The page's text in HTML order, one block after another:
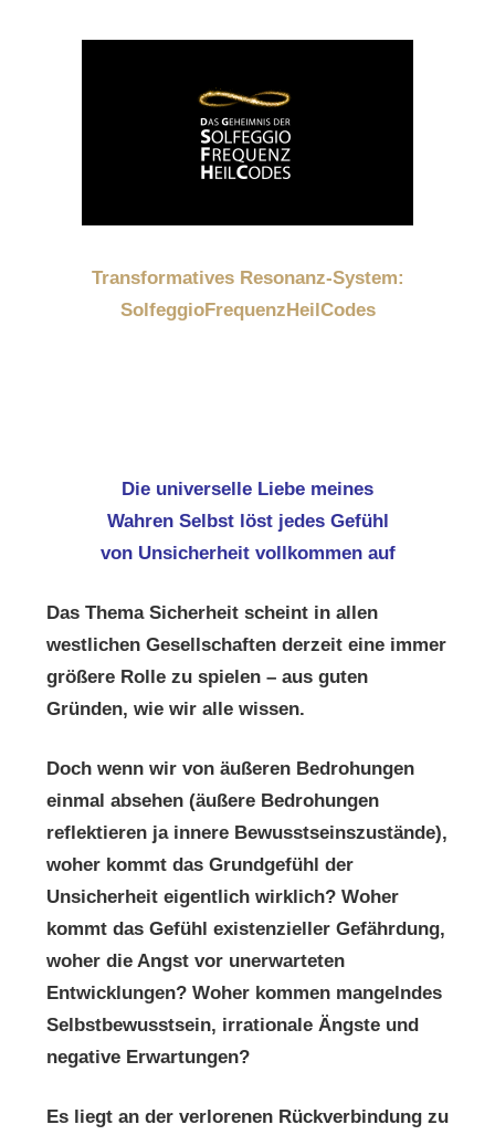
Transformatives Resonanz-System:
SolfeggioFrequenzHeilCodes
Die universelle Liebe meines
Wahren Selbst löst jedes Gefühl
von Unsicherheit vollkommen auf
Das Thema Sicherheit scheint in allen
westlichen Gesellschaften derzeit eine immer
größere Rolle zu spielen – aus guten
Gründen, wie wir alle wissen.
Doch wenn wir von äußeren Bedrohungen
einmal absehen (äußere Bedrohungen
reflektieren ja innere Bewusstseinszustände),
woher kommt das Grundgefühl der
Unsicherheit eigentlich wirklich? Woher
kommt das Gefühl existenzieller Gefährdung,
woher die Angst vor unerwarteten
Entwicklungen? Woher kommen mangelndes
Selbstbewusstsein, irrationale Ängste und
negative Erwartungen?
Es liegt an der verlorenen Rückverbindung zu